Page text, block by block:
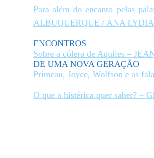
Para além do encanto pelas
ALBUQUERQUE / ANA
ENCONTROS
Sobre a cólera de Aquiles –
DE UMA NOVA GERAÇÃO
Primeau, Joyce, Wolfson e as
O que a histérica quer saber? –